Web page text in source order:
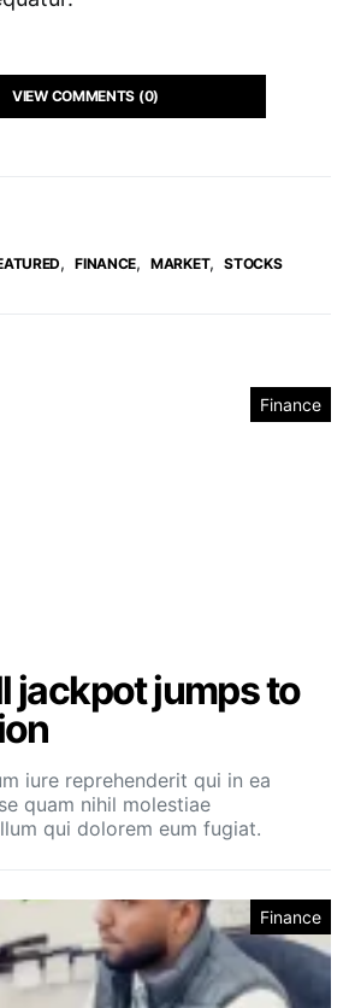
, FINANCE, MARKET, STOCKS
VIEW COMMENTS (0)
Finance
jackpot jumps to
iure reprehenderit qui in ea
quam nihil molestiae
qui dolorem eum fugiat.
Finance